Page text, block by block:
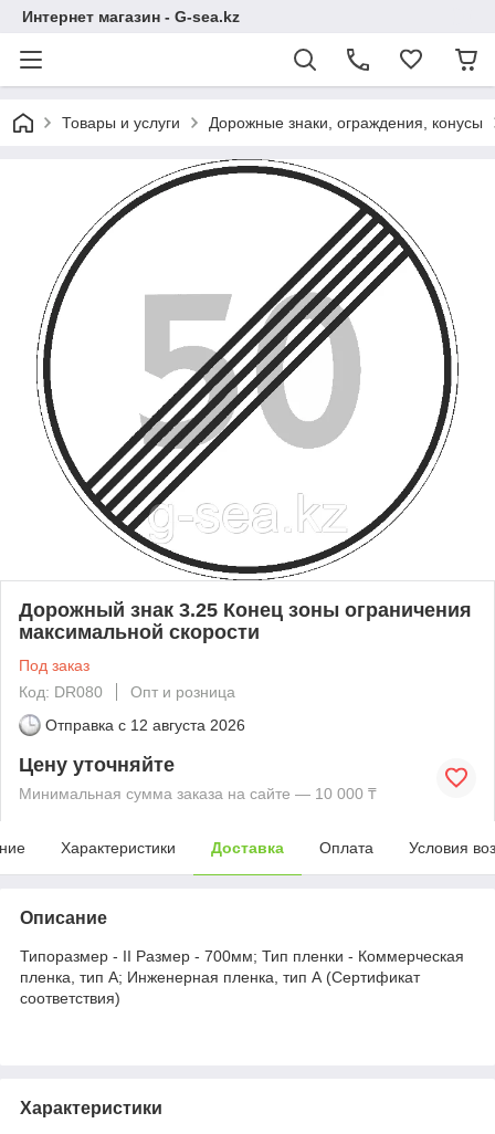
Интернет магазин - G-sea.kz
Товары и услуги Дорожные знаки, ограждения, конусы
Дорожный знак 3.25 Конец зоны ограничения
максимальной скорости
Под заказ
Код: DR080
Опт и розница
Отправка с 12 августа 2026
Цену уточняйте
Минимальная сумма заказа на сайте — 10 000 ₸
Характеристики Доставка Оплата Условия
Описание
Типоразмер - II Размер - 700мм; Тип пленки - Коммерческая
пленка, тип А; Инженерная пленка, тип А (Сертификат
соответствия)
Характеристики